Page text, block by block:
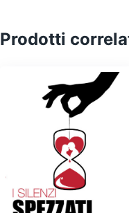
Prodotti